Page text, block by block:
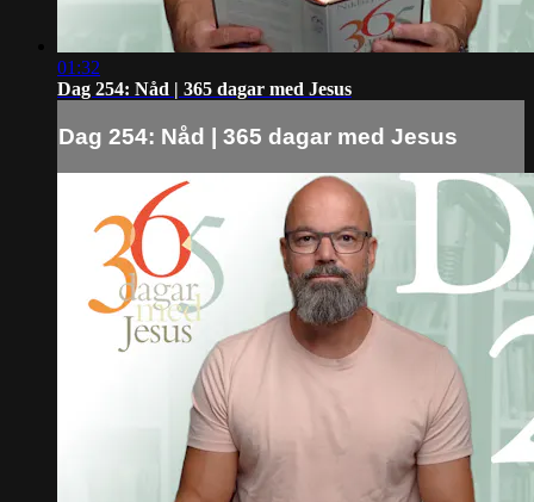
01:32
Dag 254: Nåd | 365 dagar med Jesus
Dag 254: Nåd | 365 dagar med Jesus